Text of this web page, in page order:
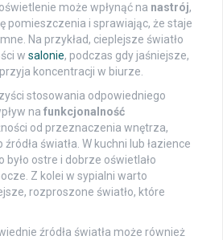
może wpłynąć na nastrój,
pomieszczenia i sprawiając, że staje
Na przykład, cieplejsze światło
w salonie, podczas gdy jaśniejsze,
koncentracji w biurze.
stosowania odpowiedniego
na funkcjonalność
od przeznaczenia wnętrza,
światła. W kuchni lub łazience
było ostre i dobrze oświetlało
Z kolei w sypialni warto
rozproszone światło, które
źródła światła może również